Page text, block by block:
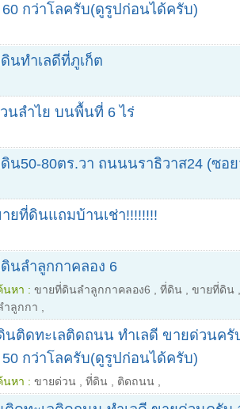
60 กว่าโลครับ(ดูรูปก่อนได้ครับ)
นทำเลดีที่ภูเก็ต
นลำไย บนพื้นที่ 6 ไร่
น50-80ตร.วา ถนนนราธิวาส24 (ซอ
ยที่ดินแถมบ้านเช่า!!!!!!!!
นลำลูกกาคลอง 6
นหา : ขายที่ดินลำลูกกาคลอง6 ที่ดิน ขายที่ดิน
ำลูกกา
นติดทะเลติดถนน ทำเลดี ขายด่วนครั
50 กว่าโลครับ(ดูรูปก่อนได้ครับ)
นหา : ขายด่วน ที่ดิน ติดถนน